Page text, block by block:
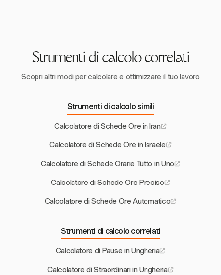
Strumenti di calcolo correlati
Scopri altri modi per calcolare e ottimizzare il tuo lavoro
Strumenti di calcolo simili
Calcolatore di Schede Ore in Iran
Calcolatore di Schede Ore in Israele
Calcolatore di Schede Orarie Tutto in Uno
Calcolatore di Schede Ore Preciso
Calcolatore di Schede Ore Automatico
Strumenti di calcolo correlati
Calcolatore di Pause in Ungheria
Calcolatore di Straordinari in Ungheria